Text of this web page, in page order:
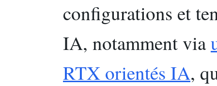
configurations et
IA, notamment via
RTX orientés IA,